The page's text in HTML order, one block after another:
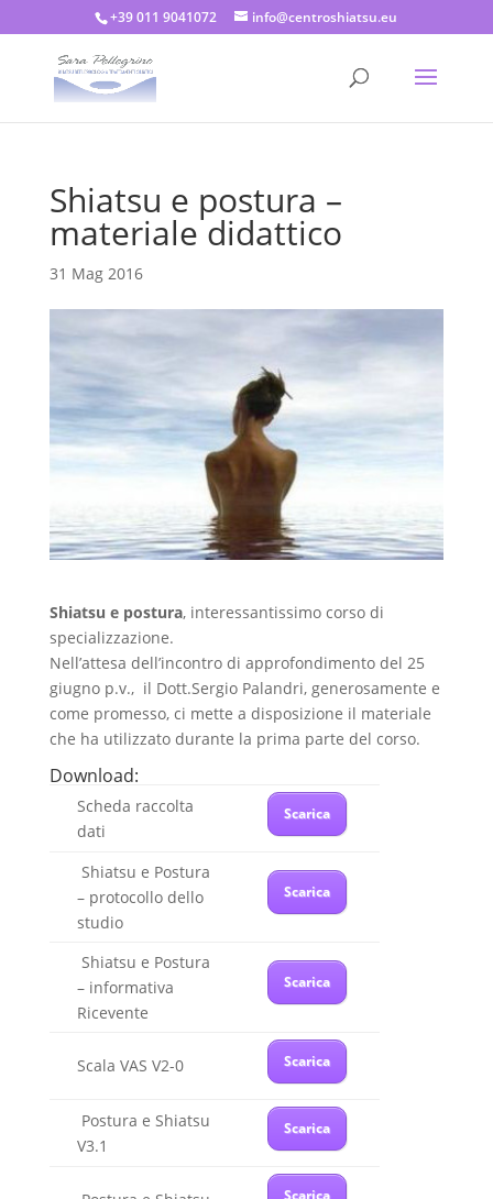
+39 011 9041072 info@centroshiatsu.eu
Shiatsu e postura –
materiale didattico
31 Mag 2016
Shiatsu e postura, interessantissimo corso di
specializzazione.
Nell’attesa dell’incontro di approfondimento del 25
giugno p.v., il Dott.Sergio Palandri, generosamente e
come promesso, ci mette a disposizione il materiale
che ha utilizzato durante la prima parte del corso.
Download:
Scheda raccolta
dati
Scarica
Shiatsu e Postura
– protocollo dello
studio
Scarica
Shiatsu e Postura
– informativa
Ricevente
Scarica
Scala VAS V2-0 Scarica
Postura e Shiatsu
V3.1
Scarica
Scarica